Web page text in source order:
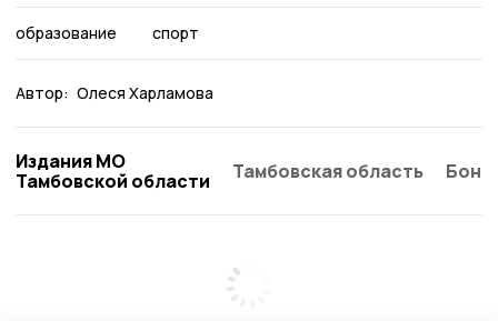
образование спорт
Автор: Олеся Харламова
Издания МО
Тамбовской области
Тамбовская область